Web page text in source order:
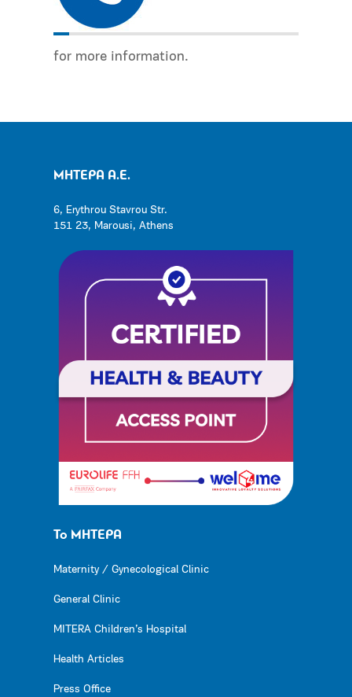
for more information.
ΜΗΤΕΡΑ Α.Ε.
6, Erythrou Stavrou Str.
151 23, Marousi, Athens
Το ΜΗΤΕΡΑ
Maternity / Gynecological Clinic
General Clinic
MITERA Children’s Hospital
Health Articles
Press Office